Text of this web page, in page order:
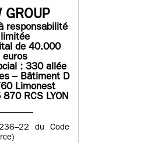
GROUP
responsabilité
limitée
de 40.000
euros
: 330 allée
– Bâtiment D
Limonest
RCS LYON
du Code